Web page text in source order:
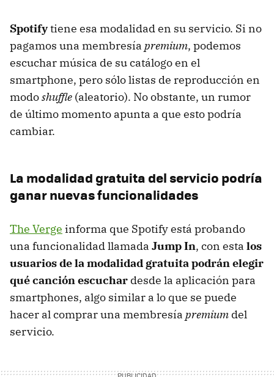
Spotifytiene esa modalidad en su servicio. Si no
pagamos una membresía premium, podemos
escuchar música de su catálogo en el
smartphone, pero sólo listas de reproducción en
modoshuffle (aleatorio). No obstante, un rumor
de último momento apunta a que esto podría
cambiar.
La modalidad gratuita del servicio podría
ganar nuevas funcionalidades
The Verge informa que Spotify está probando
una funcionalidad llamada Jump In, con esta los
usuarios de la modalidad gratuita podrán elegir
qué canción escuchar desde la aplicación para
smartphones, algo similar a lo que se puede
hacer al comprar una membresía premium del
servicio.